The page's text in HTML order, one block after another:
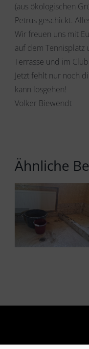
(aus ökologischen
Petrus geschickt.
Wir freuen uns mit
auf dem Tennisplatz
Terrasse und im
Jetzt fehlt nur noch
kann losgehen!
Volker Biewendt
Ähnliche